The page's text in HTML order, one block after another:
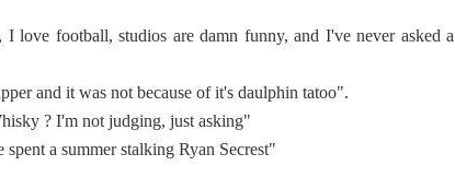
love football, studios are damn funny, and I've never asked a
and it was not because of it's daulphin tatoo".
? I'm not judging, just asking"
a summer stalking Ryan Secrest"